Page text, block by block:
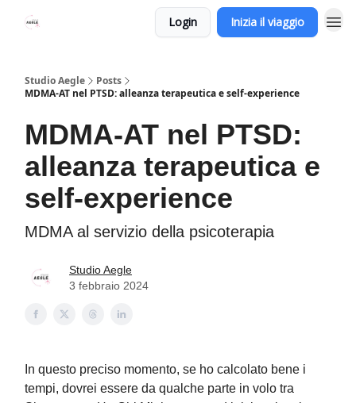
Login Inizia il viaggio
Studio Aegle
Posts
MDMA-AT nel PTSD: alleanza terapeutica e self-experience
MDMA-AT nel PTSD:
alleanza terapeutica e
self-experience
MDMA al servizio della psicoterapia
Studio Aegle
3 febbraio 2024
In questo preciso momento, se ho calcolato bene i
tempi, dovrei essere da qualche parte in volo tra